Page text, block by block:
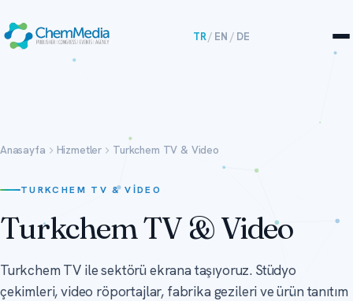
TR/ EN / DE
Anasayfa Hizmetler Turkchem TV & Video
TURKCHEM TV & VIDEO
Turkchem TV & Video
Turkchem TV ile sektörü ekrana taşıyoruz. Stüdyo
çekimleri, video röportajlar, fabrika gezileri ve ürün tanıtım